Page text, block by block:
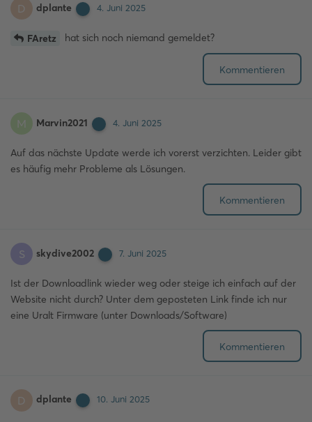
D dplante 4. Juni 2025
FAretz hat sich noch niemand gemeldet?
Kommentieren
M Marvin2021 4. Juni 2025
Auf das nächste Update werde ich vorerst verzichten. Leider gibt
es häufig mehr Probleme als Lösungen.
Kommentieren
S skydive2002 7. Juni 2025
Ist der Downloadlink wieder weg oder steige ich einfach auf der
Website nicht durch? Unter dem geposteten Link finde ich nur
eine Uralt Firmware (unter Downloads/Software)
Kommentieren
D dplante 10. Juni 2025